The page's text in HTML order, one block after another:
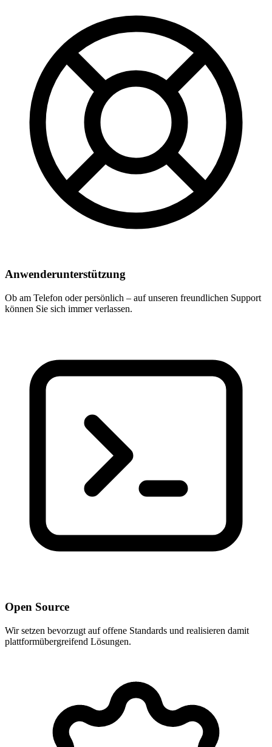
Anwenderunterstützung
Ob am Telefon oder persönlich – auf unseren freundlichen Support
können Sie sich immer verlassen.
Open Source
Wir setzen bevorzugt auf offene Standards und realisieren damit
plattformübergreifend Lösungen.